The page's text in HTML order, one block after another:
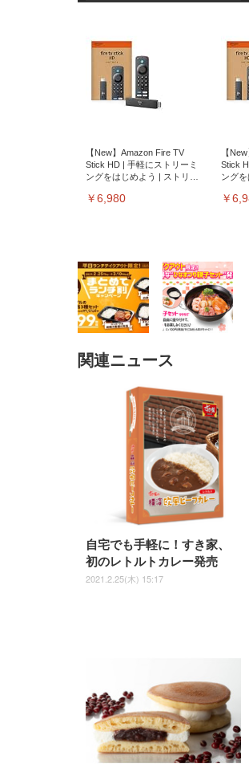
【New】Amazon Fire TV
Stick HD | 手軽にストリーミ
ングをはじめよう | ストリー
￥6,980
【
Stick
ングを
￥
[EdoErgo] オフィスチェア 椅
子 テレワーク 疲れない 跳ね
上げ式アームレスト コンパク
ト 約105度ロッキング pc 事務
椅子 360度回転 座面昇降 強化
ナイロン樹脂ベース 通気性メ
ッシュ 在宅ワーク H-
WY01(黒網+黒枠+黒足)
／デス
ア 人
ムモニター | FlexScan
EV3240X-WT | 31.5型4K
UHD・USB Type-C・ホワイ
￥105,595
UHD・
ト
￥
Amazonベーシック ペットシ
ーツ 薄型 レギュラー 1回使い
捨て 無香料 ホワイト 300枚
ーツ
枚)
関連ニュース
自宅でも手軽に！すき家、
初のレトルトカレー発売
2021.2.25(木) 15:17